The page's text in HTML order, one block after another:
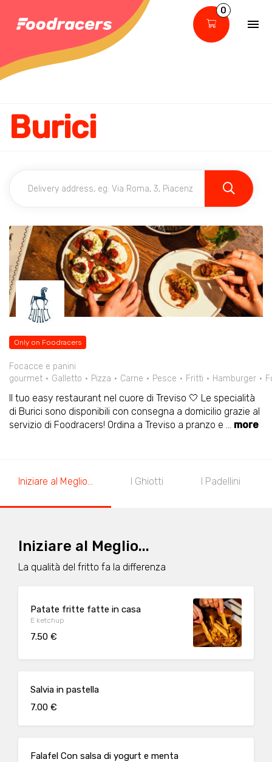
0
Burici
Only on Foodracers
Focacce e panini
gourmet
Galletto Pizza Carne Pesce Fritti Hamburger
Il tuo easy restaurant nel cuore di Treviso 🤍 Le specialità
di Burici sono disponibili con consegna a domicilio grazie al
servizio di Foodracers! Ordina a Treviso a pranzo e ... more
Iniziare al Meglio... I Ghiotti I Padellini
Iniziare al Meglio...
La qualità del fritto fa la differenza
Patate fritte fatte in casa
E ketchup
7.50 €
Salvia in pastella
7.00 €
Falafel Con salsa di yogurt e menta